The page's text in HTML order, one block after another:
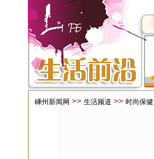
嵊州新闻网 >> 生活频道 >> 时尚保健